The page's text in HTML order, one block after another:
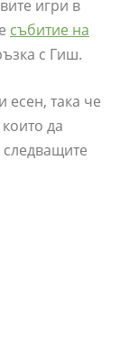
игри в
събитие на
с Гиш.
есен, така че
да